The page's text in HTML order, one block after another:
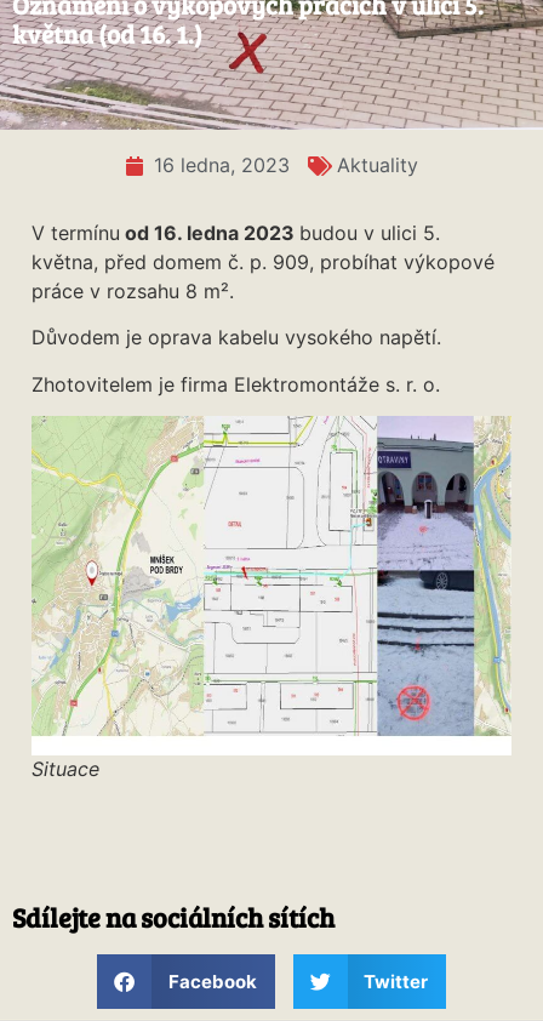
května (od 16. 1.)
16 ledna, 2023 Aktuality
V termínu od 16. ledna 2023 budou v ulici 5.
května, před domem č. p. 909, probíhat výkopové
práce v rozsahu 8 m².
Důvodem je oprava kabelu vysokého napětí.
Zhotovitelem je firma Elektromontáže s. r. o.
Situace
Sdílejte na sociálních sítích
Facebook Twitter